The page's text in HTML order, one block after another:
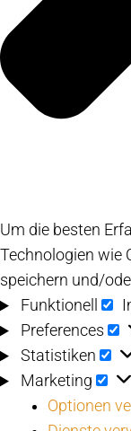
Um die besten
Technologien wie
speichern und/
Funktionell
Preferences
Statistiken
Marketing
Optionen